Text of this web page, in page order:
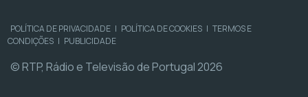
POLÍTICA DE PRIVACIDADE | POLÍTICA DE COOKIES | TERMOS E
CONDIÇÕES | PUBLICIDADE
© RTP, Rádio e Televisão de Portugal 2026